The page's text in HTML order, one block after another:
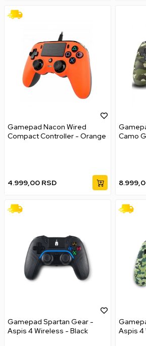
Gamepad Nacon Wired
Compact Controller - Orange
4.999,00 RSD
Camo
Gamepad Spartan Gear -
Aspis 4 Wireless - Black
Aspis 4